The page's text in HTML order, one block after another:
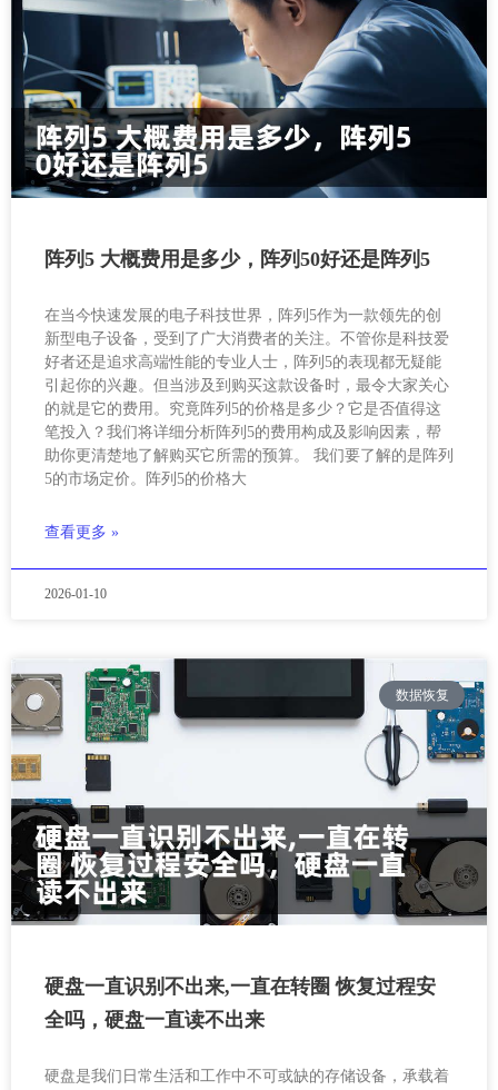
阵列5 大概费用是多少，阵列50好还是阵列5
在当今快速发展的电子科技世界，阵列5作为一款领先的创
新型电子设备，受到了广大消费者的关注。不管你是科技爱
好者还是追求高端性能的专业人士，阵列5的表现都无疑能
引起你的兴趣。但当涉及到购买这款设备时，最令大家关心
的就是它的费用。究竟阵列5的价格是多少？它是否值得这
笔投入？我们将详细分析阵列5的费用构成及影响因素，帮
助你更清楚地了解购买它所需的预算。 我们要了解的是阵列
5的市场定价。阵列5的价格大
查看更多 »
2026-01-10
数据恢复
硬盘一直识别不出来,一直在转圈 恢复过程安
全吗，硬盘一直读不出来
硬盘是我们日常生活和工作中不可或缺的存储设备，承载着